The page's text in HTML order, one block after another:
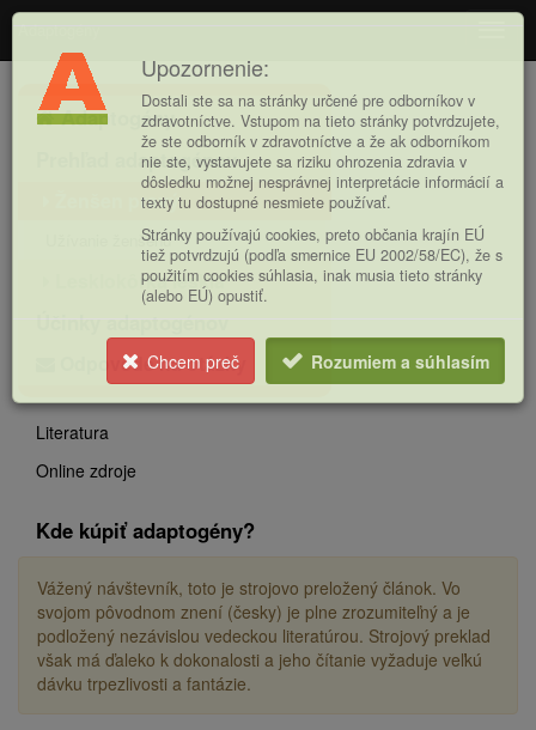
Adaptogény
Hlavná
ponukaAdaptogény
Prehľad adaptogénov
Ženšen pravý
Užívanie ženšenu
Lesklokôrka lesklá
Účinky adaptogénov
Odpovede na otázky
Literatura
Online zdroje
Kde kúpiť adaptogény?
Vážený návštevník, toto je strojovo preložený článok. Vo
svojom pôvodnom znení (česky) je plne zrozumiteľný a je
podložený nezávislou vedeckou literatúrou. Strojový preklad
však má ďaleko k dokonalosti a jeho čítanie vyžaduje veľkú
dávku trpezlivosti a fantázie.
Upozornenie:
Dostali ste sa na stránky určené pre odborníkov v
zdravotníctve. Vstupom na tieto stránky potvrdzujete,
že ste odborník v zdravotníctve a že ak odborníkom
nie ste, vystavujete sa riziku ohrozenia zdravia v
dôsledku možnej nesprávnej interpretácie informácií a
texty tu dostupné nesmiete používať.
Stránky používajú cookies, preto občania krajín EÚ
tiež potvrdzujú (podľa smernice EU 2002/58/EC), že s
použitím cookies súhlasia, inak musia tieto stránky
(alebo EÚ) opustiť.
Chcem preč Rozumiem a súhlasím